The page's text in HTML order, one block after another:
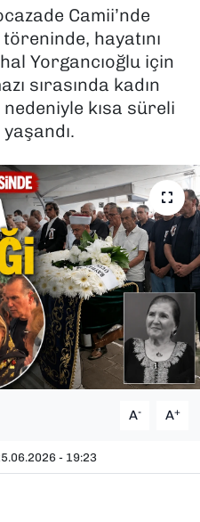
Camii’nde
hayatını
Yorgancıoğlu için
sırasında kadın
kısa süreli
A- A+
- 19:23